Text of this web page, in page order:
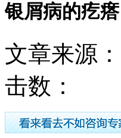
银屑病的疙瘩
文章来源：
击数：